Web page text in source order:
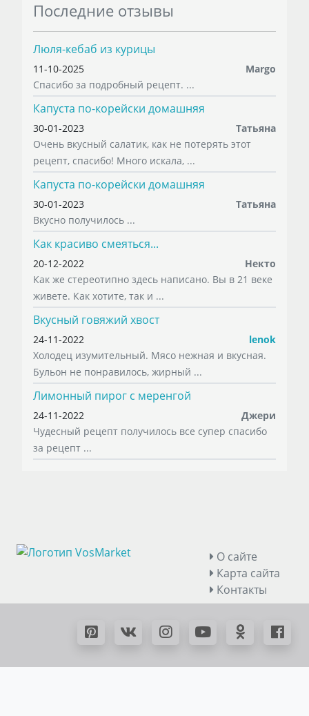
Последние отзывы
Люля-кебаб из курицы
11-10-2025
Margo
Спасибо за подробный рецепт. ...
Капуста по-корейски домашняя
30-01-2023
Татьяна
Очень вкусный салатик, как не потерять этот
рецепт, спасибо! Много искала, ...
Капуста по-корейски домашняя
30-01-2023
Татьяна
Вкусно получилось ...
Как красиво смеяться...
20-12-2022
Некто
Как же стереотипно здесь написано. Вы в 21 веке
живете. Как хотите, так и ...
Вкусный говяжий хвост
24-11-2022
lenok
Холодец изумительный. Мясо нежная и вкусная.
Бульон не понравилось, жирный ...
Лимонный пирог с меренгой
24-11-2022
Джери
Чудесный рецепт получилось все супер спасибо
за рецепт ...
О сайте
Карта сайта
Контакты